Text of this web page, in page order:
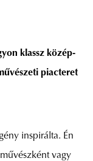
klassz közép-
piacteret
inspirálta. Én
vagy